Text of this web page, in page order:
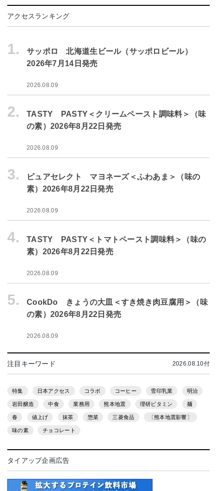
アクセスランキング
1.
サッポロ 北海道生ビール（サッポロビール）
2026年7月14日発売
2026.08.09
2.
TASTY PASTY＜クリームペースト調味料＞（味
の素）2026年8月22日発売
2026.08.09
3.
ピュアセレクト マヨネーズ＜ふわあま＞（味の
素）2026年8月22日発売
2026.08.09
4.
TASTY PASTY＜トマトペースト調味料＞（味の
素）2026年8月22日発売
2026.08.09
5.
CookDo きょうの大皿＜すき焼き肉豆腐用＞（味
の素）2026年8月22日発売
2026.08.09
注目キーワード 2026.08.10付
特集 日本アクセス コラボ コーヒー 雪印乳業 明治
岩田醸造 中食 業務用 熊本地震 理研ビタミン 麺
春 値上げ 抹茶 惣菜 三菱食品 〔熊本地震影響〕
味の素 チョコレート
タイアップ企画広告